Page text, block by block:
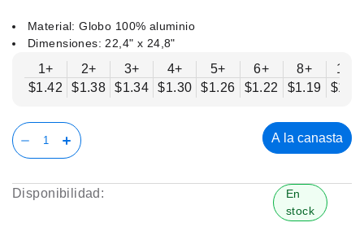
Material: Globo 100% aluminio
Dimensiones: 22,4" x 24,8"
1+
$1.42
2+
$1.38
3+
$1.34
4+
$1.30
5+
$1.26
6+
$1.22
8+
$1.19
10+
$1.15
A la canasta
Disponibilidad:
En
stock